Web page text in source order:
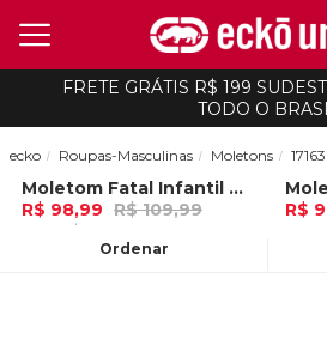
FRETE GRÁTIS R$ 199
TODO O
Ordenar
ecko Roupas-Masculinas Moletons 17163
-10%
Moletom Fatal Infantil Recortado Fechado Gola Careca Vinho
R$ 98,99 R$ 109,99
3x de R$ 32,99 Ou
R$
3x